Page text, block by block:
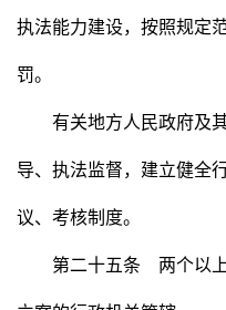
执法能力建设，按照规定
罚。
有关地方人民政府及其
导、执法监督，建立健全
议、考核制度。
第二十五条 两个以上